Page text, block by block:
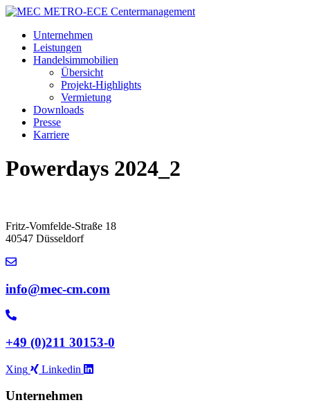
Zum
wechselnUnternehmen
Leistungen
Handelsimmobilien
Übersicht
Projekt-Highlights
Vermietung
Downloads
Presse
Karriere
Powerdays 2024_2
Fritz-Vomfelde-Straße 18
40547 Düsseldorf
info@mec-cm.com
+49 (0)211 30153-0
Xing Linkedin
Unternehmen